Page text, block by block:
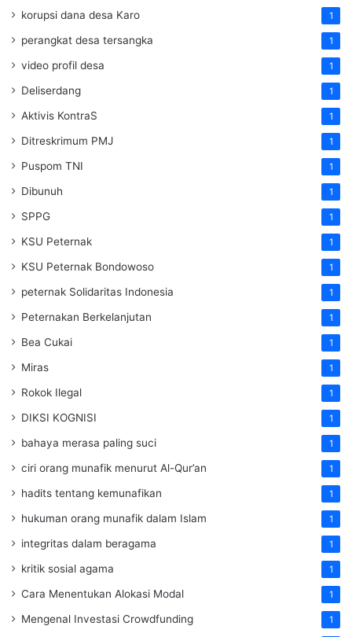
korupsi dana desa Karo 1
perangkat desa tersangka 1
video profil desa 1
Deliserdang 1
Aktivis KontraS 1
Ditreskrimum PMJ 1
Puspom TNI 1
Dibunuh 1
SPPG 1
KSU Peternak 1
KSU Peternak Bondowoso 1
peternak Solidaritas Indonesia 1
Peternakan Berkelanjutan 1
Bea Cukai 1
Miras 1
Rokok Ilegal 1
DIKSI KOGNISI 1
bahaya merasa paling suci 1
ciri orang munafik menurut Al-Qur’an 1
hadits tentang kemunafikan 1
hukuman orang munafik dalam Islam 1
integritas dalam beragama 1
kritik sosial agama 1
Cara Menentukan Alokasi Modal 1
Mengenal Investasi Crowdfunding 1